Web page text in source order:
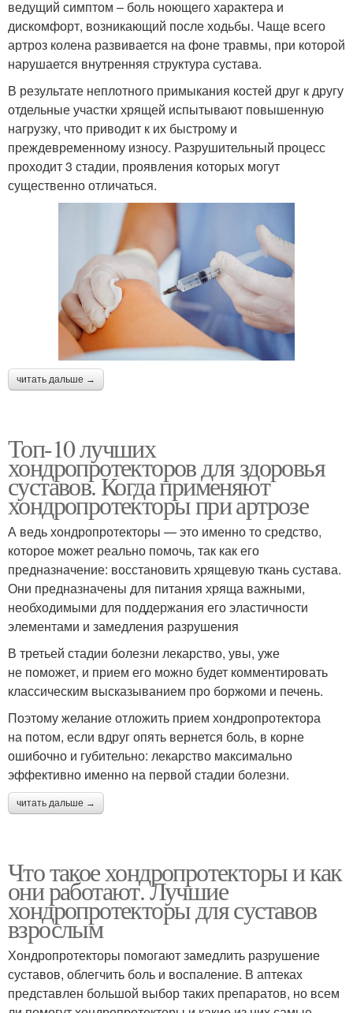
ведущий симптом – боль ноющего характера и
дискомфорт, возникающий после ходьбы. Чаще всего
артроз колена развивается на фоне травмы, при которой
нарушается внутренняя структура сустава.
В результате неплотного примыкания костей друг к другу
отдельные участки хрящей испытывают повышенную
нагрузку, что приводит к их быстрому и
преждевременному износу. Разрушительный процесс
проходит 3 стадии, проявления которых могут
существенно отличаться.
читать дальше →
Топ-10 лучших
хондропротекторов для здоровья
суставов. Когда применяют
хондропротекторы при артрозе
А ведь хондропротекторы — это именно то средство,
которое может реально помочь, так как его
предназначение: восстановить хрящевую ткань сустава.
Они предназначены для питания хряща важными,
необходимыми для поддержания его эластичности
элементами и замедления разрушения
В третьей стадии болезни лекарство, увы, уже
не поможет, и прием его можно будет комментировать
классическим высказыванием про боржоми и печень.
Поэтому желание отложить прием хондропротектора
на потом, если вдруг опять вернется боль, в корне
ошибочно и губительно: лекарство максимально
эффективно именно на первой стадии болезни.
читать дальше →
Что такое хондропротекторы и как
они работают. Лучшие
хондропротекторы для суставов
взрослым
Хондропротекторы помогают замедлить разрушение
суставов, облегчить боль и воспаление. В аптеках
представлен большой выбор таких препаратов, но всем